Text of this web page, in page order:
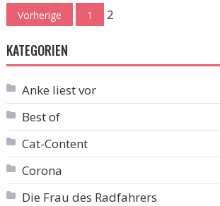
Seitennummerierung
Beiträge
Vorherige 1 2
KATEGORIEN
Anke liest vor
Best of
Cat-Content
Corona
Die Frau des Radfahrers